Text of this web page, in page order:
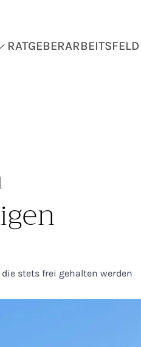
RATGEBERARBEITSFELD
stets frei gehalten werden